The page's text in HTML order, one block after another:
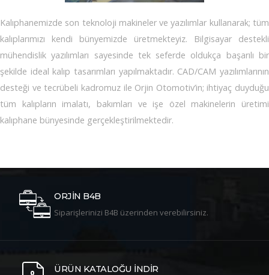
Kalıphanemizde son teknoloji makineler ve yazılımlar kullanarak; tüm
kalıplarımızı kendi bünyemizde üretmekteyiz. Bilgisayar destekli
mühendislik yazılımları sayesinde tek seferde oldukça başarılı bir
şekilde ideal kalıp tasarımları yapılmaktadır. CAD/CAM yazılımlarının
desteği ve tecrübeli kadromuz ile Orjin Otomotiv’in; ihtiyaç duyduğu
tüm kalıpların imalatı, bakımları ve işe özel makinelerin üretimi
kalıphane bünyesinde gerçekleştirilmektedir.
ORJİN B4B
Siparişlerinizi B4B üzerinden verebilirsiniz.
ÜRÜN KATALOĞU İNDİR